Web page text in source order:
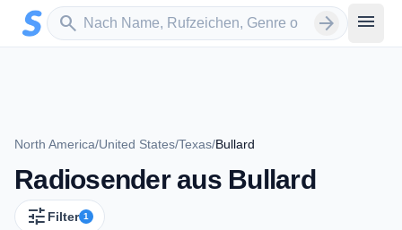
Zum Hauptinhalt springen
search
Sender suchen arrow_forward menu
North America/United States/Texas/Bullard
Radiosender aus Bullard
tune Filter 1